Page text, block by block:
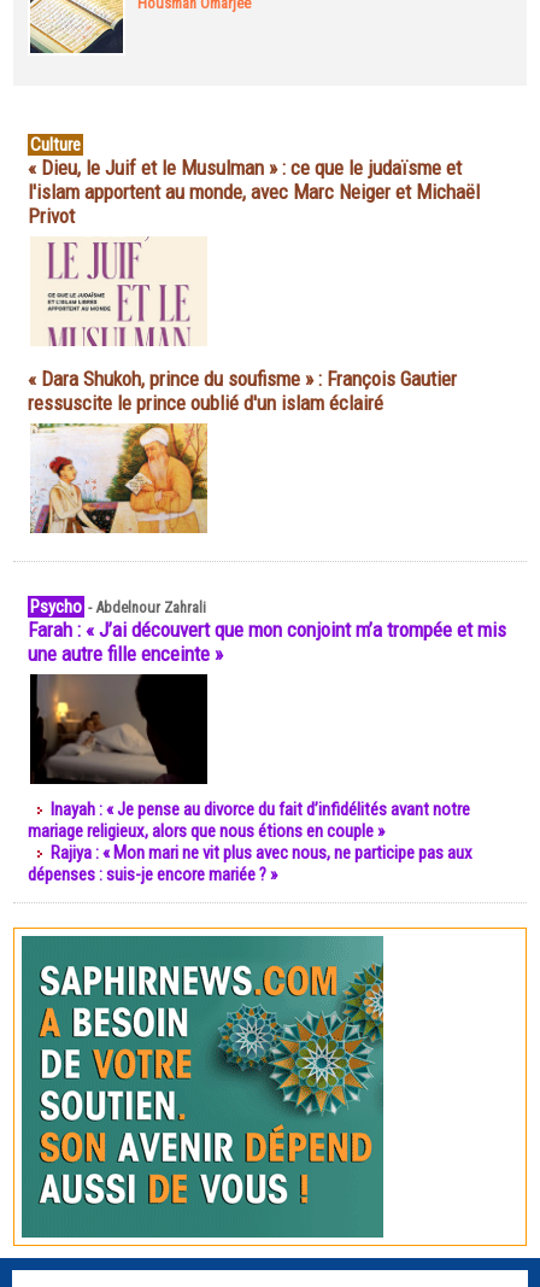
Culture
« Dieu, le Juif et le Musulman » : ce que le judaïsme et
l'islam apportent au monde, avec Marc Neiger et Michaël
Privot
« Dara Shukoh, prince du soufisme » : François Gautier
ressuscite le prince oublié d'un islam éclairé
Psycho -Abdelnour Zahrali
Farah : « J’ai découvert que mon conjoint m’a trompée et mis
une autre fille enceinte »
Inayah : « Je pense au divorce du fait d’infidélités avant notre
mariage religieux, alors que nous étions en couple »
Rajiya : « Mon mari ne vit plus avec nous, ne participe pas aux
dépenses : suis-je encore mariée ? »